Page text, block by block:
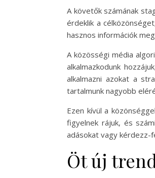
A követők számának
érdeklik a
hasznos információk
A közösségi média
alkalmazkodunk
alkalmazni azokat a
tartalmunk nagyobb
Ezen kívül a
figyelnek rájuk, és
adásokat vagy kérdezz-
Öt új